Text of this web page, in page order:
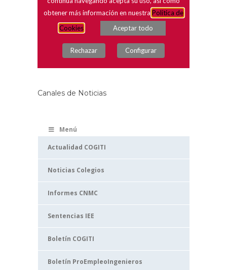
Canales de Noticias
Menú
Actualidad COGITI
Noticias Colegios
Informes CNMC
Sentencias IEE
Boletín COGITI
Boletín ProEmpleoIngenieros